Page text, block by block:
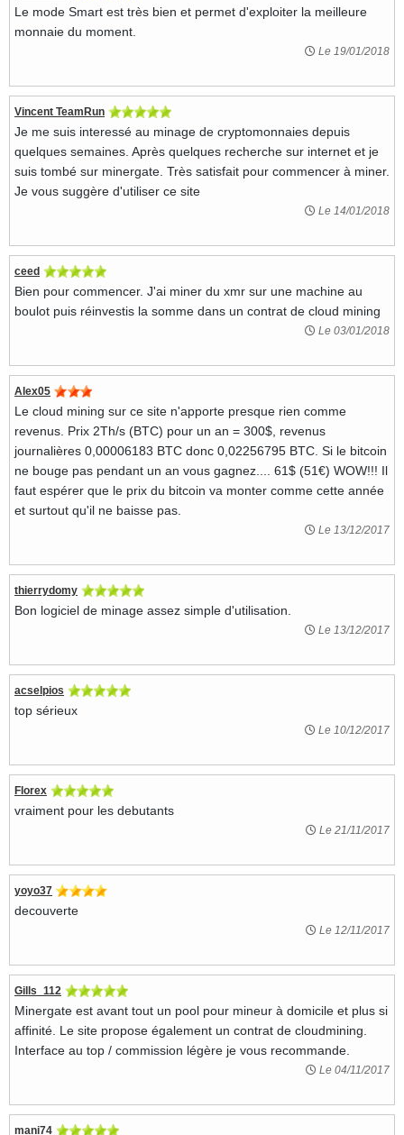
Le mode Smart est très bien et permet d'exploiter la meilleure
monnaie du moment.
Le 19/01/2018
Vincent TeamRun
Je me suis interessé au minage de cryptomonnaies depuis
quelques semaines. Après quelques recherche sur internet et je
suis tombé sur minergate. Très satisfait pour commencer à miner.
Je vous suggère d'utiliser ce site
Le 14/01/2018
ceed
Bien pour commencer. J'ai miner du xmr sur une machine au
boulot puis réinvestis la somme dans un contrat de cloud mining
Le 03/01/2018
Alex05
Le cloud mining sur ce site n'apporte presque rien comme
revenus. Prix 2Th/s (BTC) pour un an = 300$, revenus
journalières 0,00006183 BTC donc 0,02256795 BTC. Si le bitcoin
ne bouge pas pendant un an vous gagnez.... 61$ (51€) WOW!!! Il
faut espérer que le prix du bitcoin va monter comme cette année
et surtout qu'il ne baisse pas.
Le 13/12/2017
thierrydomy
Bon logiciel de minage assez simple d'utilisation.
Le 13/12/2017
acselpios
top sérieux
Le 10/12/2017
Florex
vraiment pour les debutants
Le 21/11/2017
yoyo37
decouverte
Le 12/11/2017
Gills_112
Minergate est avant tout un pool pour mineur à domicile et plus si
affinité. Le site propose également un contrat de cloudmining.
Interface au top / commission légère je vous recommande.
Le 04/11/2017
mani74